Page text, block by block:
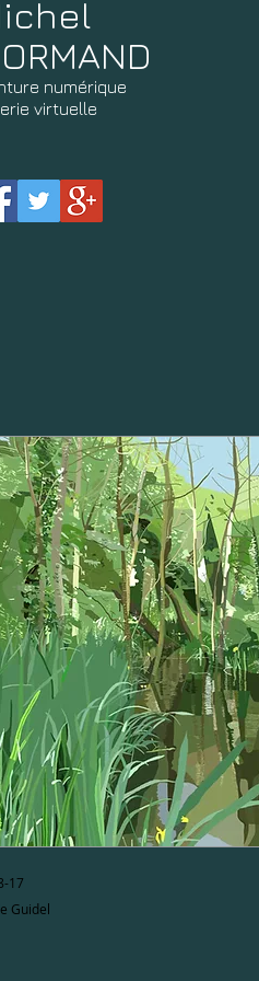
numérique
virtuelle
17
Guidel